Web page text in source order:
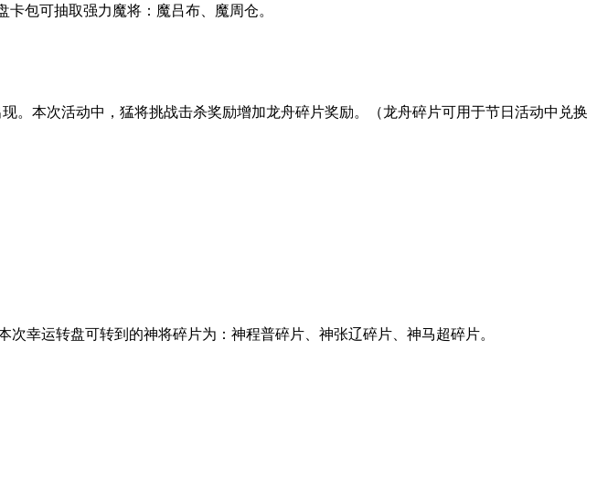
包可抽取强力魔将：魔吕布、魔周仓。
。本次活动中，猛将挑战击杀奖励增加龙舟碎片奖励。（龙舟碎片可用于节日活动中兑换
幸运转盘可转到的神将碎片为：神程普碎片、神张辽碎片、神马超碎片。